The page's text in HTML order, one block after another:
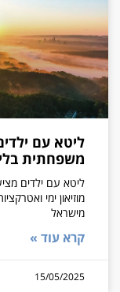
משפחתית
ליטא עם ילדים
מוזיאון ימי
מישראל
קרא עוד »
15/05/2025